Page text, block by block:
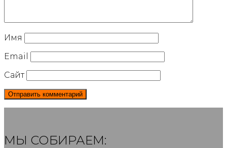
Имя
Email
Сайт
МЫ СОБИРАЕМ: